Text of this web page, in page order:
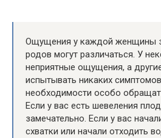
Ощущения у каждой женщины
родов могут различаться. У
неприятные ощущения, а
испытывать никаких
необходимости особо
Если у вас есть шевеления
замечательно. Если у вас
схватки или начали отходить